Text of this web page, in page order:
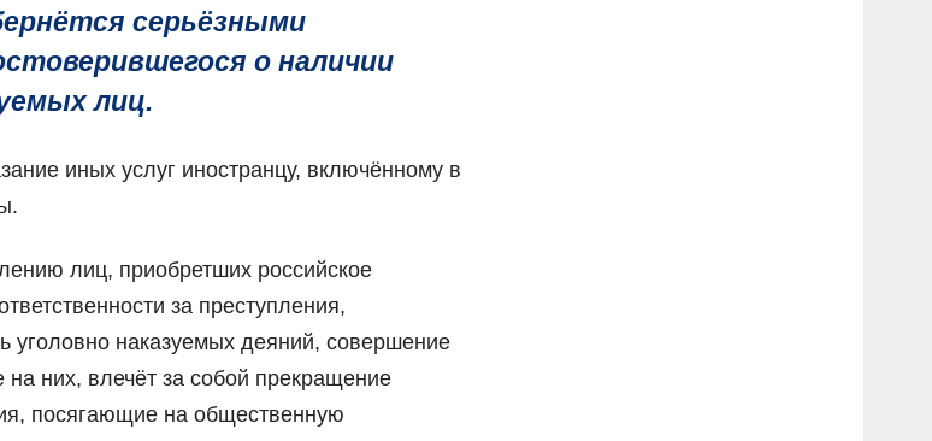
серьёзными
о наличии
лиц.
иных услуг иностранцу, включённому в
лиц, приобретших российское
за преступления,
уголовно наказуемых деяний, совершение
них, влечёт за собой прекращение
посягающие на общественную